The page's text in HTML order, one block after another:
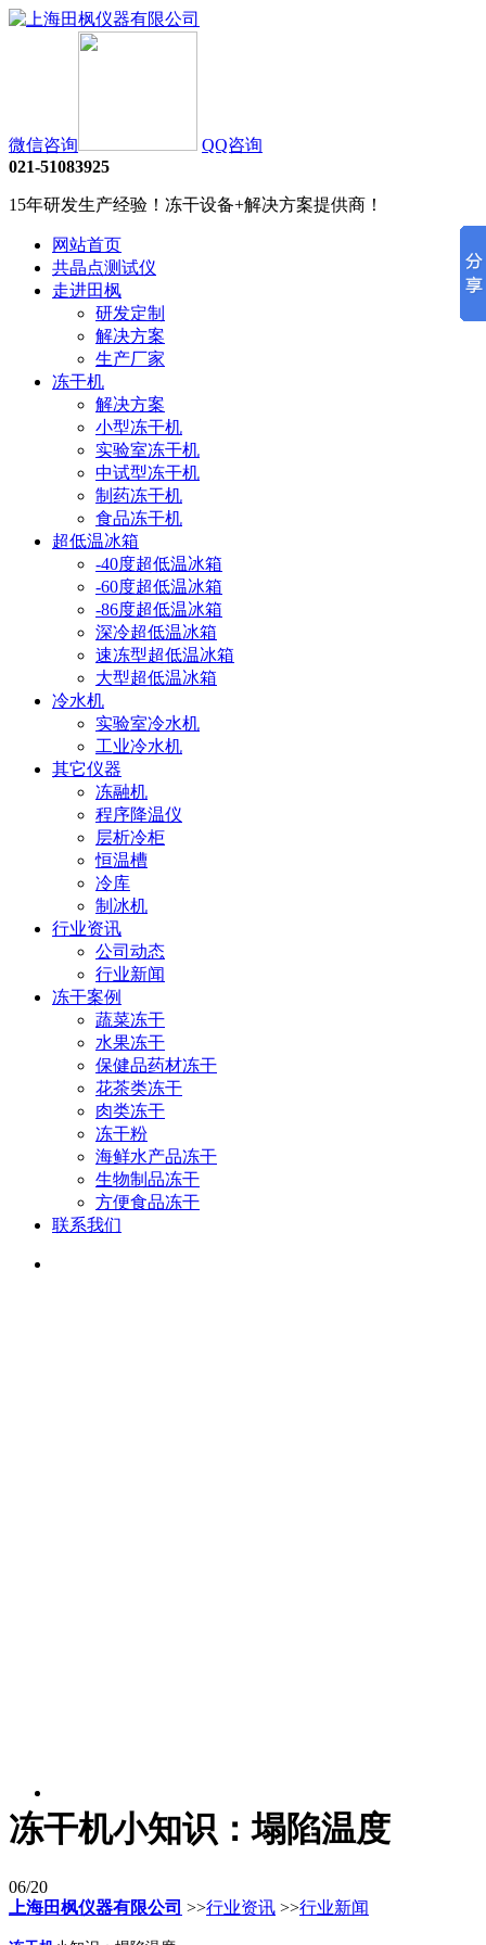
微信咨询
QQ咨询
021-51083925
15年研发生产经验！冻干设备+解决方案提供商！
网站首页
共晶点测试仪
走进田枫
研发定制
解决方案
生产厂家
冻干机
解决方案
小型冻干机
实验室冻干机
中试型冻干机
制药冻干机
食品冻干机
超低温冰箱
-40度超低温冰箱
-60度超低温冰箱
-86度超低温冰箱
深冷超低温冰箱
速冻型超低温冰箱
大型超低温冰箱
冷水机
实验室冷水机
工业冷水机
其它仪器
冻融机
程序降温仪
层析冷柜
恒温槽
冷库
制冰机
行业资讯
公司动态
行业新闻
冻干案例
蔬菜冻干
水果冻干
保健品药材冻干
花茶类冻干
肉类冻干
冻干粉
海鲜水产品冻干
生物制品冻干
方便食品冻干
联系我们
冻干机小知识：塌陷温度
06/20
上海田枫仪器有限公司 >>行业资讯 >>行业新闻